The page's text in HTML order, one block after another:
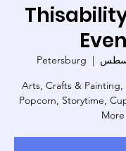
  |
Petersburg
Arts, Crafts &
Popcorn, Storytime,
More